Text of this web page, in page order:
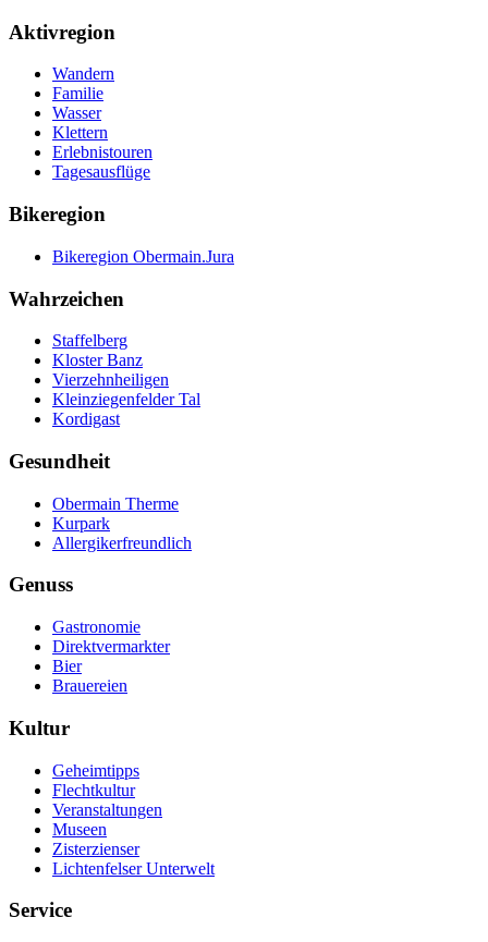
Aktivregion
Wandern
Familie
Wasser
Klettern
Erlebnistouren
Tagesausflüge
Bikeregion
Bikeregion Obermain.Jura
Wahrzeichen
Staffelberg
Kloster Banz
Vierzehnheiligen
Kleinziegenfelder Tal
Kordigast
Gesundheit
Obermain Therme
Kurpark
Allergikerfreundlich
Genuss
Gastronomie
Direktvermarkter
Bier
Brauereien
Kultur
Geheimtipps
Flechtkultur
Veranstaltungen
Museen
Zisterzienser
Lichtenfelser Unterwelt
Service